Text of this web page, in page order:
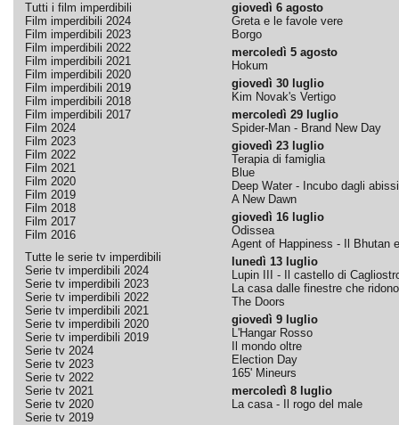
Tutti i film imperdibili
Film imperdibili 2024
Film imperdibili 2023
Film imperdibili 2022
Film imperdibili 2021
Film imperdibili 2020
Film imperdibili 2019
Film imperdibili 2018
Film imperdibili 2017
Film 2024
Film 2023
Film 2022
Film 2021
Film 2020
Film 2019
Film 2018
Film 2017
Film 2016
Tutte le serie tv imperdibili
Serie tv imperdibili 2024
Serie tv imperdibili 2023
Serie tv imperdibili 2022
Serie tv imperdibili 2021
Serie tv imperdibili 2020
Serie tv imperdibili 2019
Serie tv 2024
Serie tv 2023
Serie tv 2022
Serie tv 2021
Serie tv 2020
Serie tv 2019
giovedì 6 agosto
Greta e le favole vere
Borgo
mercoledì 5 agosto
Hokum
giovedì 30 luglio
Kim Novak's Vertigo
mercoledì 29 luglio
Spider-Man - Brand New Day
giovedì 23 luglio
Terapia di famiglia
Blue
Deep Water - Incubo dagli abissi
A New Dawn
giovedì 16 luglio
Odissea
Agent of Happiness - Il Bhutan
lunedì 13 luglio
Lupin III - Il castello di
La casa dalle finestre che ridono
The Doors
giovedì 9 luglio
L'Hangar Rosso
Il mondo oltre
Election Day
165' Mineurs
mercoledì 8 luglio
La casa - Il rogo del male